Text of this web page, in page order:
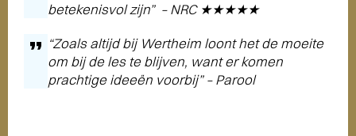
betekenisvol zijn” – NRC ★★★★★
“Zoals altijd bij Wertheim loont het de moeite
om bij de les te blijven, want er komen
prachtige ideeën voorbij” – Parool